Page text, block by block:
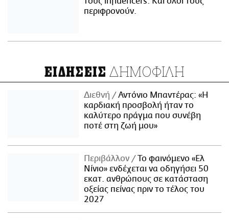
περιφρονούν.
ΕΙΔΗΣΕΙΣ ΔΗΜΟΦΙΛΗ
Διεθνή
Αντόνιο Μπαντέρας: «Η
καρδιακή προσβολή ήταν το
καλύτερο πράγμα που συνέβη
ποτέ στη ζωή μου»
Περιβάλλον
Το φαινόμενο «Ελ
Νίνιο» ενδέχεται να οδηγήσει 50
εκατ. ανθρώπους σε κατάσταση
οξείας πείνας πριν το τέλος του
2027